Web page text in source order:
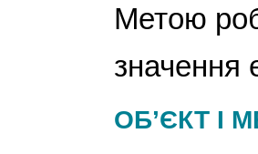
Метою
значення
ОБ’ЄКТ І